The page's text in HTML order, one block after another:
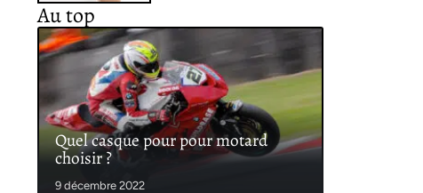
Au top
Quel casque pour pour motard
choisir ?
9 décembre 2022